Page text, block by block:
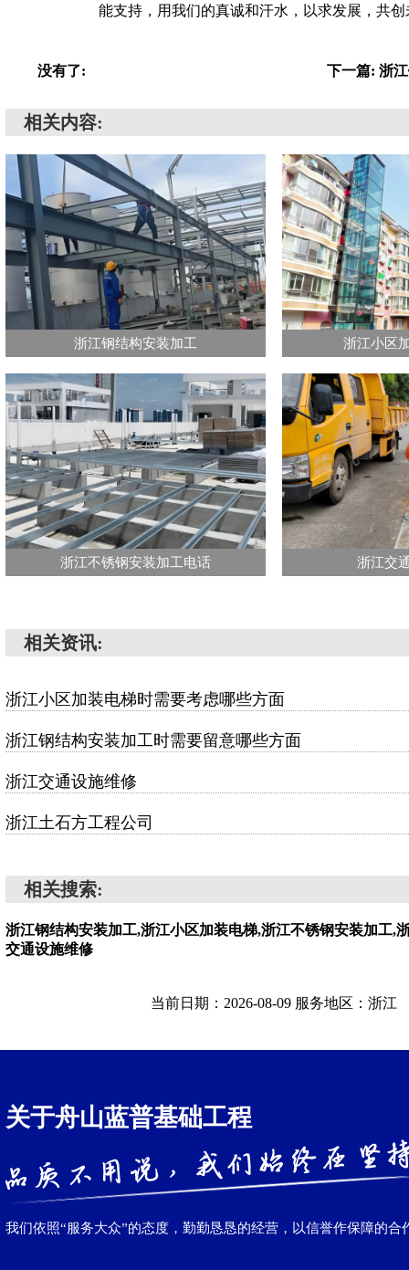
能支持，用我们的真诚和汗水，以求发展，共创
没有了: 下一篇: 浙
相关内容:
浙江钢结构安装加工 浙江小区
浙江不锈钢安装加工电话 浙江交
相关资讯:
浙江小区加装电梯时需要考虑哪些方面
浙江钢结构安装加工时需要留意哪些方面
浙江交通设施维修
浙江土石方工程公司
相关搜索:
浙江钢结构安装加工,浙江小区加装电梯,浙江不锈钢安装加工,
交通设施维修
当前日期：2026-08-09 服务地区：浙江
关于舟山蓝普基础工程
我们依照“服务大众”的态度，勤勤恳恳的经营，以信誉作保障的合